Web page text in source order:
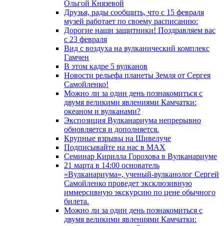
Ольгой Князевой
Друзья, рады сообщить, что с 15 февраля
музей работает по своему расписанию:
Дорогие наши защитники! Поздравляем вас
с 23 февраля
Вид с воздуха на вулканический комплекс
Гамчен
В этом кадре 5 вулканов
Новости рельефа планеты Земля от Сергея
Самойленко!
Можно ли за один день познакомиться с
двумя великими явлениями Камчатки:
океаном и вулканами?
Экспозиция Вулканариума непрерывно
обновляется и дополняется.
Крупные взрывы на Шивелуче
Подписывайте на нас в MAX
Семинар Кирилла Горохова в Вулканариуме
21 марта в 14:00 основатель
«Вулканариума», ученый-вулканолог Сергей
Самойленко проведет эксклюзивную
иммерсивную экскурсию по цене обычного
билета.
Можно ли за один день познакомиться с
двумя великими явлениями Камчатки: